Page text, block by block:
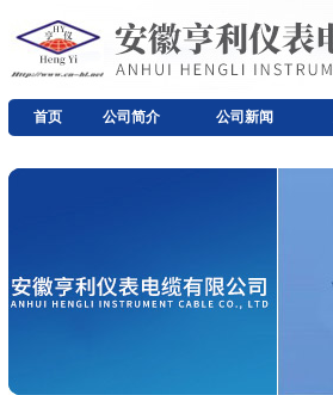
首页 公司简介 公司新闻